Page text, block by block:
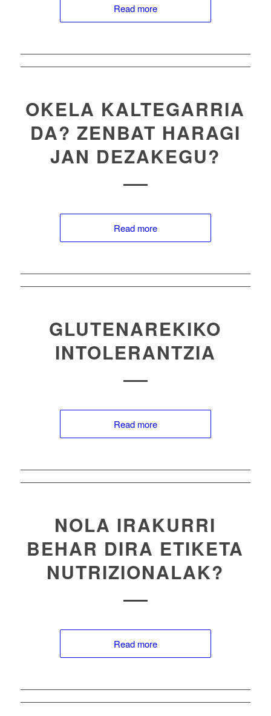
Read more
OKELA KALTEGARRIA
DA? ZENBAT HARAGI
JAN DEZAKEGU?
Read more
GLUTENAREKIKO
INTOLERANTZIA
Read more
NOLA IRAKURRI
BEHAR DIRA ETIKETA
NUTRIZIONALAK?
Read more